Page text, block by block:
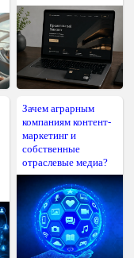
Зачем аграрным
компаниям контент-
маркетинг и
собственные
отраслевые медиа?